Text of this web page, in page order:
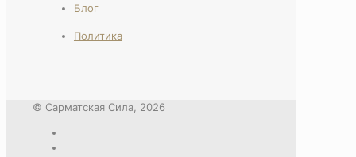
Блог
Политика
© Сарматская Сила, 2026